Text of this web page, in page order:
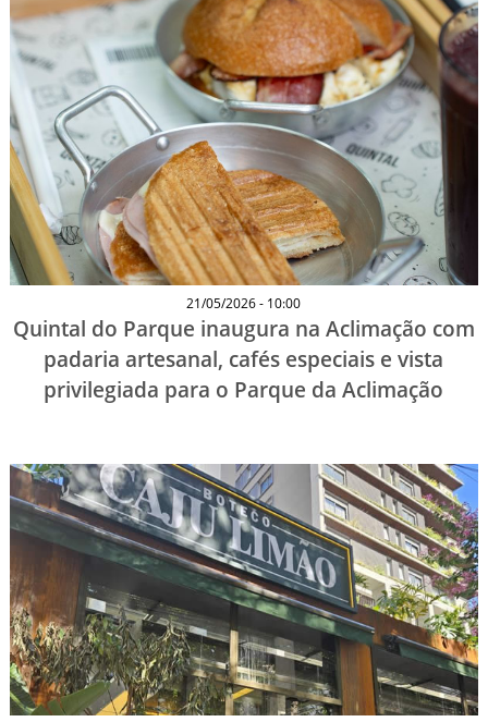
21/05/2026 - 10:00
Quintal do Parque inaugura na Aclimação com
padaria artesanal, cafés especiais e vista
privilegiada para o Parque da Aclimação